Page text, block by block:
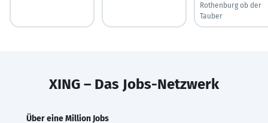
Rothenburg ob der
Tauber
XING – Das Jobs-Netzwerk
Über eine Million Jobs